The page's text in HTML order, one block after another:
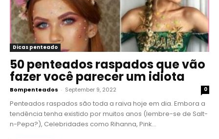
Dicas penteado
50 penteados raspados que vão
fazer você parecer um idiota
Bompenteados - September 9, 2022 0
Penteados raspados são toda a raiva hoje em dia. Embora a
tendência tenha existido por muitos anos (lembre-se de Salt-
n-Pepa?), Celebridades como Rihanna, Pink...